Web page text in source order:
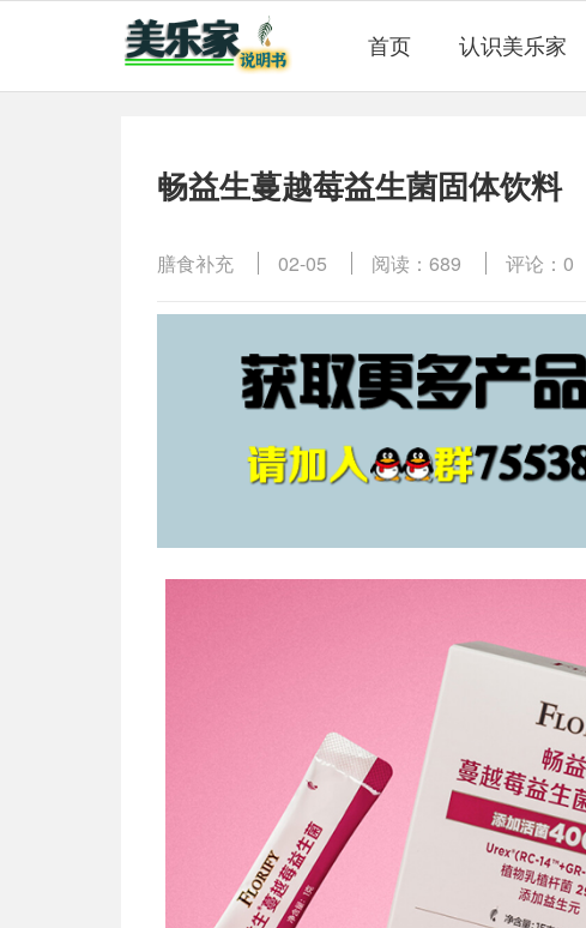
首页 认识美乐家
畅益生蔓越莓益生菌固体饮料
膳食补充 02-05 阅读：689 评论：0